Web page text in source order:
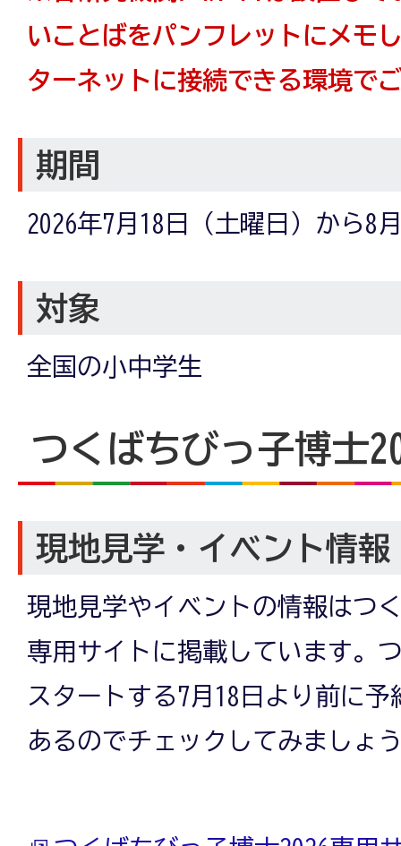
いことばをパンフレットにメモ
ターネットに接続できる環境で
期間
2026年7月18日（土曜日）から8
対象
全国の小中学生
つくばちびっ子博士
現地見学・イベント情報
現地見学やイベントの情報はつ
専用サイトに掲載しています。
スタートする7月18日より前に
あるのでチェックしてみましょ